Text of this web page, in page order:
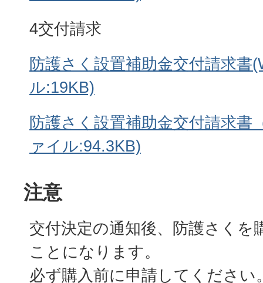
4交付請求
防護さく設置補助金交付請求書
ル:19KB)
防護さく設置補助金交付請求書
ァイル:94.3KB)
注意
交付決定の通知後、防護さくを
ことになります。
必ず購入前に申請してください